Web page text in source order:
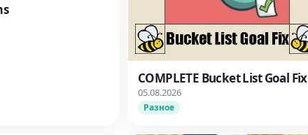
COMPLETE Bucket List Goal Fix
05.08.2026
Разное